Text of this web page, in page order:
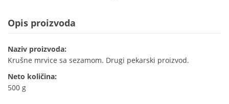
Opis proizvoda
Naziv proizvoda:
Krušne mrvice sa sezamom. Drugi pekarski proizvod.
Neto količina:
500 g